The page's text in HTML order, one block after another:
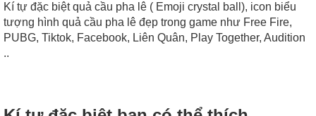
Kí tự đặc biệt quả cầu pha lê ( Emoji crystal ball), icon biểu
tượng hình quả cầu pha lê đẹp trong game như Free Fire,
PUBG, Tiktok, Facebook, Liên Quân, Play Together, Audition
..